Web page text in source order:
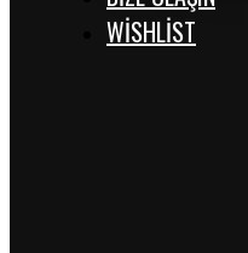
WISHLIST